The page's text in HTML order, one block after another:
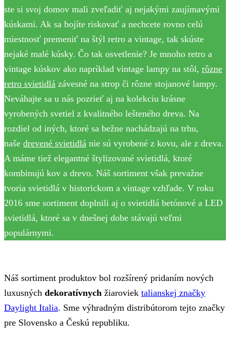
ste si svoj domov mali zveľadiť aj nejakými zaujímavými
kúskami. Ak sa bojíte riskovať a nechcete rovno celú
miestnosť premeniť na štýl retro a vintage, tak skúste
nejaké malé kúsky. Čo tak osvetlenie? Je mnoho retro a
vintage kúskov ako napríklad vintage lampy na stôl, rôzne
retro svietidlá závesné na strop či rôzne stojanové lampy.
Neváhajte sa u nás pozrieť aj na kolekciu krásne
vyrobených svetiel z kvalitného lešteného dreva. Na
rozdiel od iných, ktoré sa bežne nachádzajú na trhu,
naše drevené svietidlá nie sú vyrobené z kovu, ale z dreva.
A máme tiež elegantné štylizované svietidlá, ktoré
kombinujú kov a drevo. Náš sortiment však prevažne
tvoria svietidlá v historickom a vintage vzhľade. V roku
2016 sme sortiment doplnili aj o svietidlá betónové a LED
svietidlá, ktoré sa v dnešnej dobe stávajú veľmi
populárnymi.
Náš sortiment produktov bol rozšírený pridaním nových
luxusných dekoratívnych žiaroviek talianskej značky
Daylight Italia. Sme výhradným distribútorom tejto značky
pre Slovensko a Českú republiku.